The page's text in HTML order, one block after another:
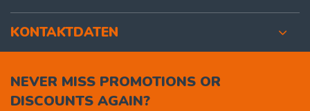
KONTAKTDATEN
NEVER MISS PROMOTIONS OR
DISCOUNTS AGAIN?